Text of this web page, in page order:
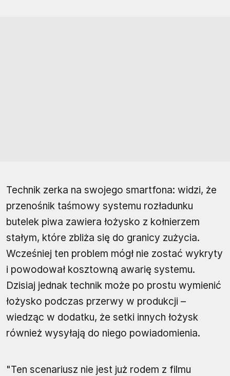
Technik zerka na swojego smartfona: widzi, że
przenośnik taśmowy systemu rozładunku
butelek piwa zawiera łożysko z kołnierzem
stałym, które zbliża się do granicy zużycia.
Wcześniej ten problem mógł nie zostać wykryty
i powodował kosztowną awarię systemu.
Dzisiaj jednak technik może po prostu wymienić
łożysko podczas przerwy w produkcji –
wiedząc w dodatku, że setki innych łożysk
również wysyłają do niego powiadomienia.
"Ten scenariusz nie jest już rodem z filmu